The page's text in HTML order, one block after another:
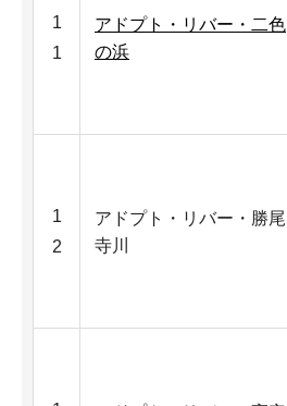
1
1
アドプト・リバー・二色
の浜
1
2
アドプト・リバー・勝尾
寺川